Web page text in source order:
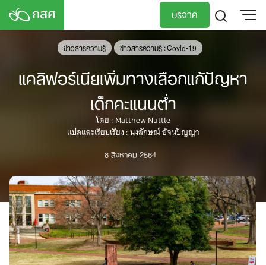
Skip
บริจาค
ข่าวสารความรู้ ข่าวสารความรู้ : Covid-19
แคลิฟอร์เนียเพิ่มทางเลือกแก้ปัญหา
เด็กคะแนนต่ำ
โดย : Matthew Nuttle
แปลและเรียบเรียง : นงลักษณ์ อัจนปัญญา
8 สิงหาคม 2564